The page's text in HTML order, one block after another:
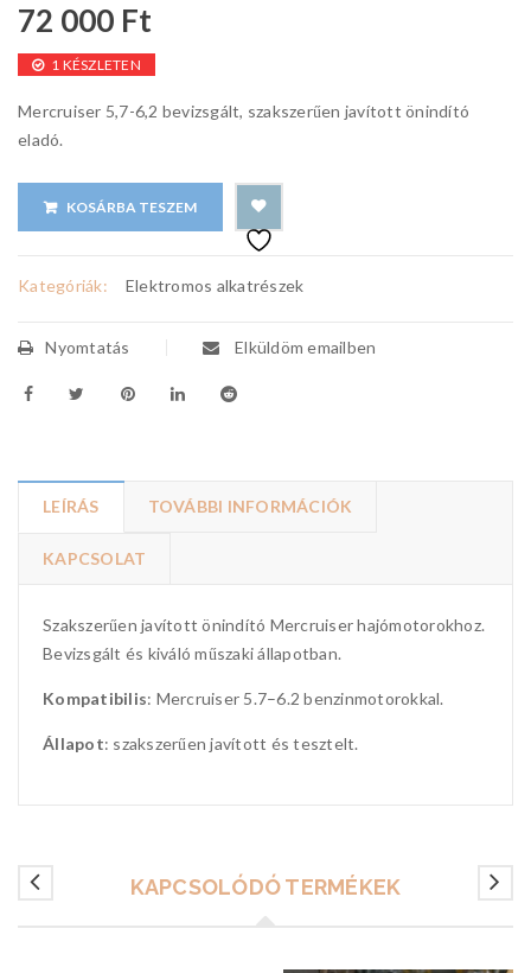
72 000 Ft
1 KÉSZLETEN
Mercruiser 5,7-6,2 bevizsgált, szakszerűen javított önindító
eladó.
KOSÁRBA TESZEM
Kategóriák: Elektromos alkatrészek
Nyomtatás Elküldöm emailben
LEÍRÁS TOVÁBBI INFORMÁCIÓK
KAPCSOLAT
Szakszerűen javított önindító Mercruiser hajómotorokhoz.
Bevizsgált és kiváló műszaki állapotban.
Kompatibilis: Mercruiser 5.7–6.2 benzinmotorokkal.
Állapot: szakszerűen javított és tesztelt.
KAPCSOLÓDÓ TERMÉKEK